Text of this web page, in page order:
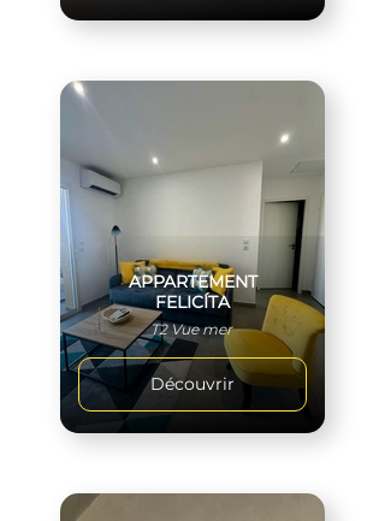
APPARTEMENT
FELICÍTA
T2 Vue mer
Découvrir